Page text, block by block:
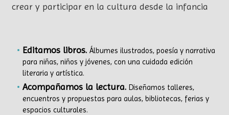
crear y participar en la cultura desde la infancia
Editamos libros.Álbumes ilustrados, poesía y narrativa
para niñas, niños y jóvenes, con una cuidada edición
literaria y artística.
Acompañamos la lectura.Diseñamos talleres,
encuentros y propuestas para aulas, bibliotecas, ferias y
espacios culturales.